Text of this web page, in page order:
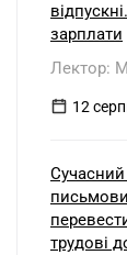
зарплати
Лектор:
12
Сучасний
трудові